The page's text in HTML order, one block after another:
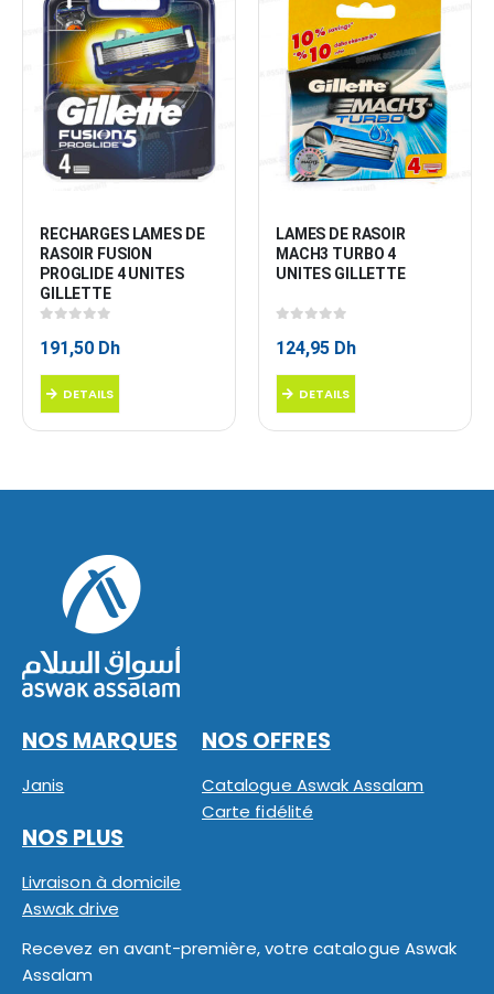
RECHARGES LAMES DE
RASOIR FUSION
PROGLIDE 4 UNITES
GILLETTE
191,50 Dh
DETAILS
LAMES DE RASOIR
MACH3 TURBO 4
UNITES GILLETTE
124,95 Dh
DETAILS
NOS MARQUES
Janis
NOS OFFRES
Catalogue Aswak Assalam
Carte fidélité
NOS PLUS
Livraison à domicile
Aswak drive
Recevez en avant-première, votre catalogue Aswak
Assalam